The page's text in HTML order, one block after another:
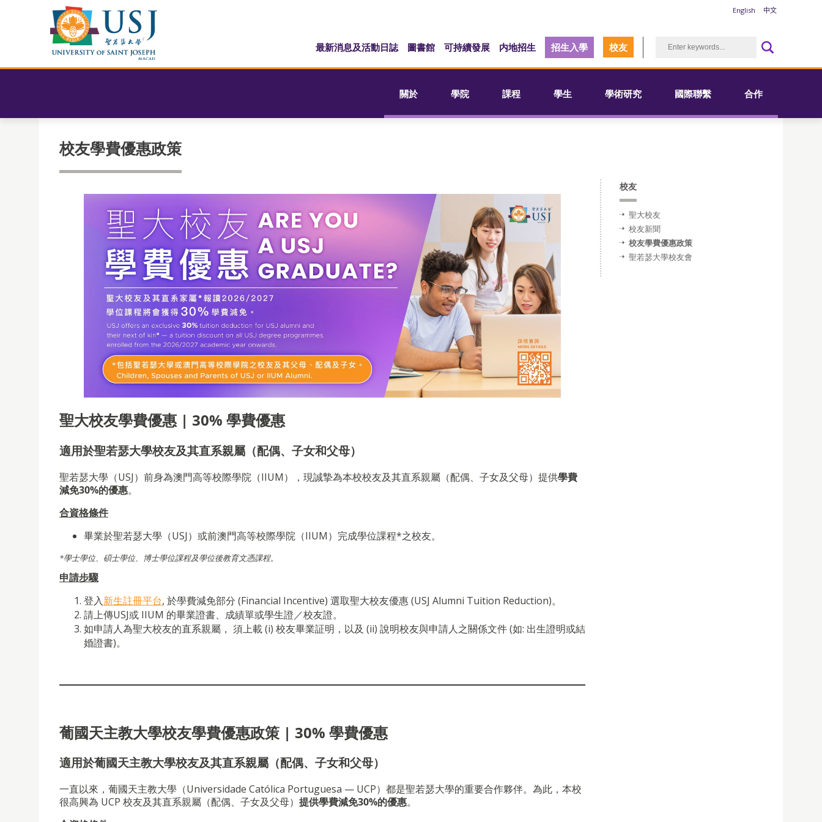
English 中文
最新消息及活動日誌 圖書館 可持續發展 内地招生 招生入學 校友
關於 學院 課程 學生 學術研究 國際聯繫 合作
校友學費優惠政策
聖大校友學費優惠 | 30% 學費優惠
適用於聖若瑟大學校友及其直系親屬（配偶、子女和父母）
聖若瑟大學（USJ）前身為澳門高等校際學院（IIUM），現誠摯為本校校友及其直系親屬（配偶、子女及父母）提供學費
減免30%的優惠。
合資格條件
畢業於聖若瑟大學（USJ）或前澳門高等校際學院 （IIUM）完成學位課程*之校友。
*學士學位、碩士學位、博士學位課程及學位後教育文憑課程。
申請步驟
登入新生註冊平台, 於學費減免部分 (Financial Incentive) 選取聖大校友優惠 (USJ Alumni Tuition Reduction)。
請上傳USJ或 IIUM 的畢業證書、成績單或學生證／校友證。
如申請人為聖大校友的直系親屬， 須上載 (i) 校友畢業証明，以及 (ii) 說明校友與申請人之關係文件 (如: 出生證明或結
婚證書)。
葡國天主教大學校友學費優惠政策 | 30% 學費優惠
適用於葡國天主教大學校友及其直系親屬（配偶、子女和父母）
一直以來，葡國天主教大學（Universidade Católica Portuguesa — UCP）都是聖若瑟大學的重要合作夥伴。 為此 ， 本校
很高興為 UCP 校友及其直系親屬（配偶、子女及父母） 提供學費減免30%的優惠。
校友
聖大校友
校友新聞
校友學費優惠政策
聖若瑟大學校友會